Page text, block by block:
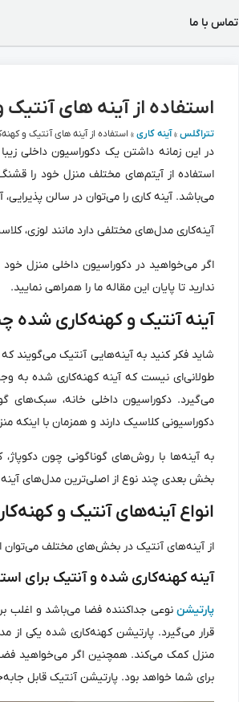
تماس با ما
استفاده از آینه های
تتراگلس»آینه کاری» استفاده از آینه های آنتیک و
در این زمانه داشتن یک دکوراسیون داخلی
استفاده از آیتم‌های مختلف منزل خود را
می‌باشد. آینه کاری را می‌توان در سالن
آینه‌کاری مدل‌های مختلفی دارد مانند لوزی،
اگر می‌خواهید در دکوراسیون داخلی منزل خود
ندارید تا پایان این مقاله ما را همراهی نمایید.
آینه آنتیک و کهنه‌کاری شده
شاید فکر کنید به آینه‌هایی آنتیک
طولانی‌ای نیست که آینه کهنه‌کاری شده به
می‌گیرد. دکوراسیون داخلی خانه، سبک‌های
دکوراسیونی کلاسیک دارند و همزمان با
به آینه‌ها با روش‌های گوناگونی چون دکوپاژ،
بخش بعدی چند نوع از اصلی‌ترین مدل‌های آینه
انواع آینه‌های آنتیک و
از آینه‌های آنتیک در بخش‌های مختلف می‌توان
آینه کهنه‌کاری شده و آنتیک برای
پارتیشننوعی جداکننده‌ فضا می‌باشد و اغلب
قرار می‌گیرد. پارتیشن کهنه‌کاری شده یکی
منزل کمک می‌کند. همچنین اگر می‌خواهید
برای شما خواهد بود. پارتیشن آنتیک قابل